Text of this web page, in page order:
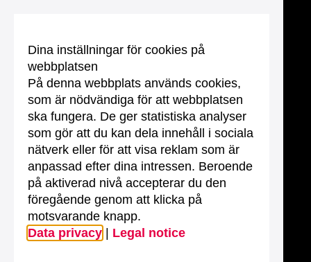
Dina inställningar för cookies på
webbplatsen
På denna webbplats används cookies,
som är nödvändiga för att webbplatsen
ska fungera. De ger statistiska analyser
som gör att du kan dela innehåll i sociala
nätverk eller för att visa reklam som är
anpassad efter dina intressen. Beroende
på aktiverad nivå accepterar du den
föregående genom att klicka på
motsvarande knapp.
Data privacy
Legal notice